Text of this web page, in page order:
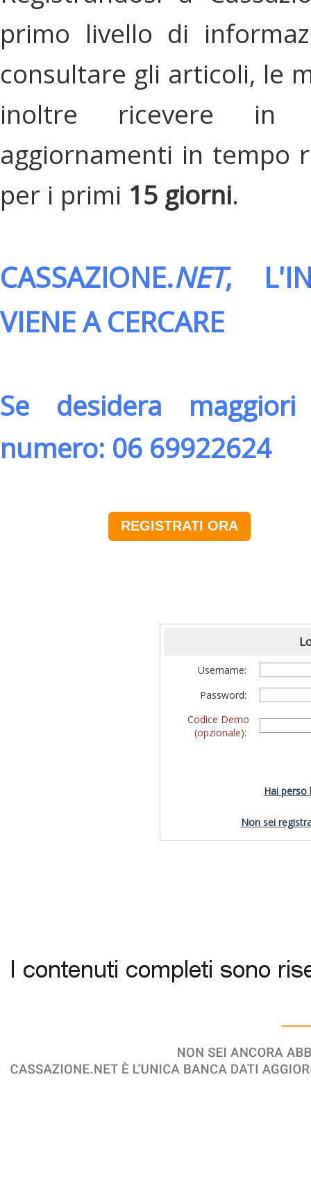
primo livello di
consultare gli articoli, le
inoltre ricevere in
aggiornamenti in tempo
per i primi 15 giorni.
CASSAZIONE.NET,
VIENE A CERCARE
Se desidera
numero: 06 69922624
REGISTRATI ORA
Username:
Password:
Codice Demo
(opzionale):
Hai perso
Non sei